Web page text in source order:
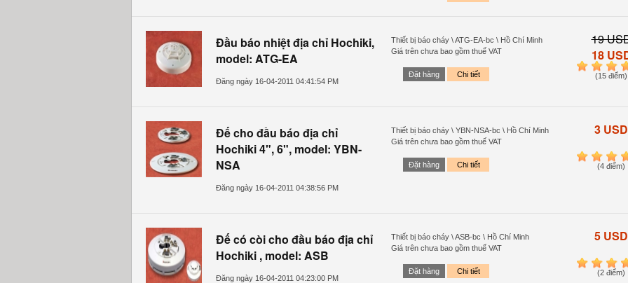
Đầu báo nhiệt địa chỉ Hochiki,
model: ATG-EA
Đăng ngày 16-04-2011 04:41:54 PM
Thiết bị báo cháy \ ATG-EA-bc \ Hồ Chí Minh
Giá trên chưa bao gồm thuế VAT
Đặt hàng Chi tiết
19
18
1 2 3 4
(15 điểm)
Đế cho đầu báo địa chỉ
Hochiki 4", 6", model: YBN-
NSA
Đăng ngày 16-04-2011 04:38:56 PM
Thiết bị báo cháy \ YBN-NSA-bc \ Hồ Chí Minh
Giá trên chưa bao gồm thuế VAT
Đặt hàng Chi tiết
3 USD
1 2 3 4
(4 điểm)
Đế có còi cho đầu báo địa chỉ
Hochiki , model: ASB
Đăng ngày 16-04-2011 04:23:00 PM
Thiết bị báo cháy \ ASB-bc \ Hồ Chí Minh
Giá trên chưa bao gồm thuế VAT
Đặt hàng Chi tiết
5 USD
1 2 3 4
(2 điểm)